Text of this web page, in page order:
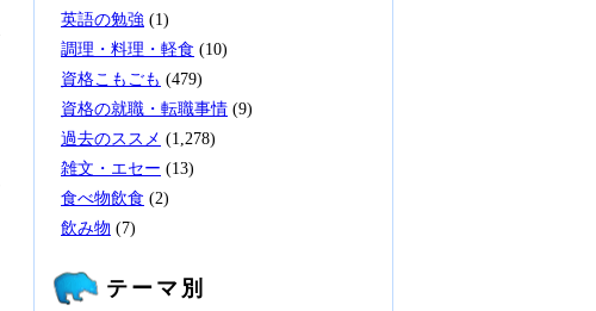
英語の勉強 (1)
調理・料理・軽食 (10)
資格こもごも (479)
資格の就職・転職事情 (9)
過去のススメ (1,278)
雑文・エセー (13)
食べ物飲食 (2)
飲み物 (7)
テーマ別